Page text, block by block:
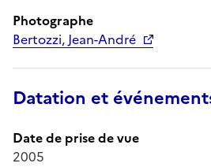
Photographe
Bertozzi, Jean-André
Datation et
Date de prise de vue
2005